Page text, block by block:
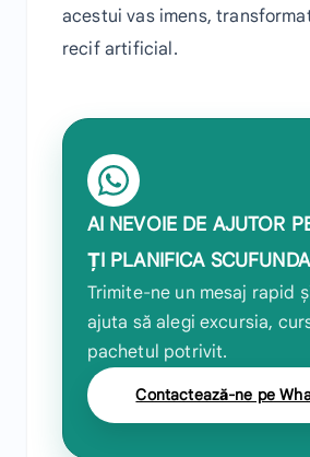
acestui vas imens,
recif artificial.
AI NEVOIE DE AJUTOR
ȚI PLANIFICA
Trimite-ne un mesaj rapid
ajuta să alegi excursia,
pachetul potrivit.
Contactează-ne pe